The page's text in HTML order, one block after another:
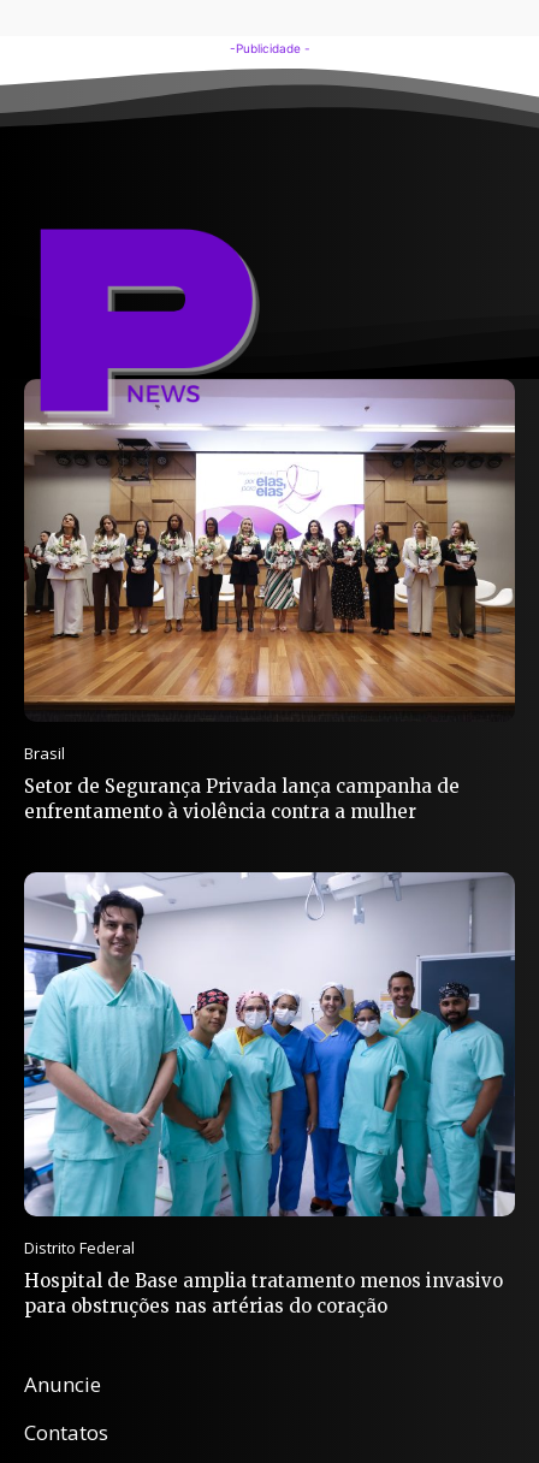
-Publicidade -
Brasil
Setor de Segurança Privada lança campanha de
enfrentamento à violência contra a mulher
Distrito Federal
Hospital de Base amplia tratamento menos invasivo
para obstruções nas artérias do coração
Anuncie
Contatos